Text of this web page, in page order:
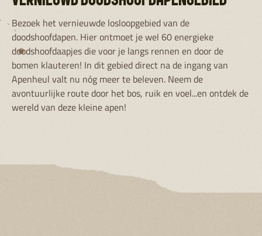
Bezoek het vernieuwde losloopgebied van de
doodshoofdapen. Hier ontmoet je wel 60 energieke
doodshoofdaapjes die voor je langs rennen en door de
bomen klauteren! In dit gebied direct na de ingang van
Apenheul valt nu nóg meer te beleven. Neem de
avontuurlijke route door het bos, ruik en voel...en ontdek de
wereld van deze kleine apen!